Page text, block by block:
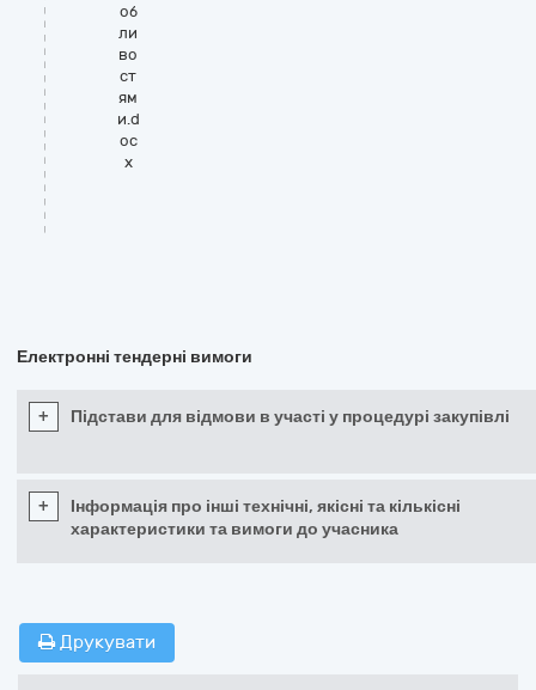
об
ли
во
ст
ям
и.d
oc
x
Електронні тендерні вимоги
+ Підстави для відмови в участі у процедурі закупівлі
+
Інформація про інші технічні, якісні та кількісні
характеристики та вимоги до учасника
Друкувати